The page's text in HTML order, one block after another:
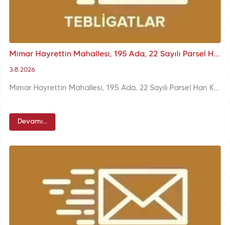
Mimar Hayrettin Mahallesi, 195 Ada, 22 Sayılı Parsel Han Kurul Kararı
3.8.2026
Mimar Hayrettin Mahallesi, 195 Ada, 22 Sayılı Parsel Han Kurul Kararı
Devamı...